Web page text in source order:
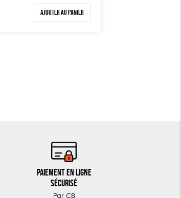
Ajouter au panier
Paiement en ligne
sécurisé
Par CB